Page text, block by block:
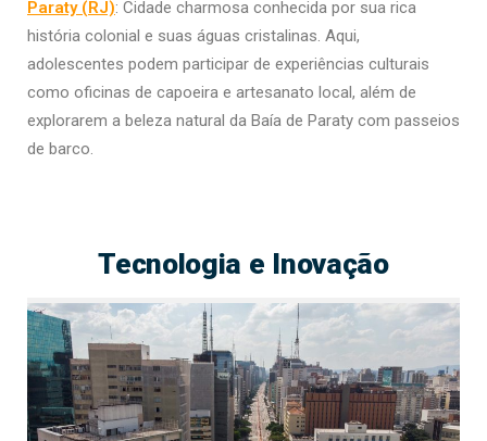
Paraty (RJ): Cidade charmosa conhecida por sua rica
história colonial e suas águas cristalinas. Aqui,
adolescentes podem participar de experiências culturais
como oficinas de capoeira e artesanato local, além de
explorarem a beleza natural da Baía de Paraty com passeios
de barco.
Tecnologia e Inovação